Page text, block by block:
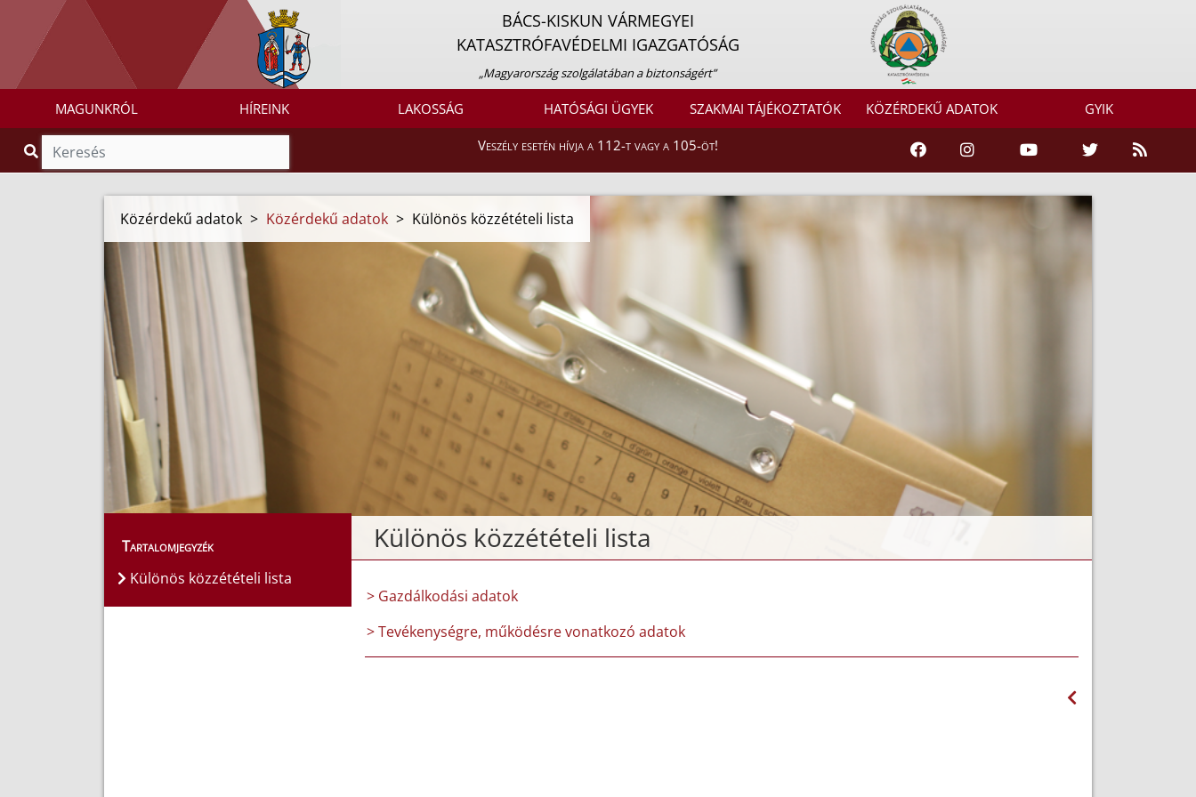
BÁCS-KISKUN VÁRMEGYEI
KATASZTRÓFAVÉDELMI IGAZGATÓSÁG
„Magyarország szolgálatában a biztonságért”
MAGUNKRÓL HÍREINK LAKOSSÁG HATÓSÁGI ÜGYEK SZAKMAI TÁJÉKOZTATÓK KÖZÉRDEKŰ ADATOK GYIK
Veszély esetén hívja a 112-t vagy a 105-öt!
Közérdekű adatok > Közérdekű adatok > Különös közzétételi lista
Tartalomjegyzék
Különös közzétételi lista
Különös közzétételi lista
> Gazdálkodási adatok
> Tevékenységre, működésre vonatkozó adatok